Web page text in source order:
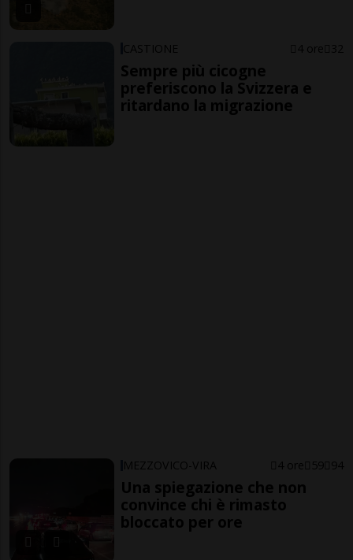
CASTIONE 4 ore 32
Sempre più cicogne
preferiscono la Svizzera e
ritardano la migrazione
MEZZOVICO-VIRA 4 ore 59 94
Una spiegazione che non
convince chi è rimasto
bloccato per ore